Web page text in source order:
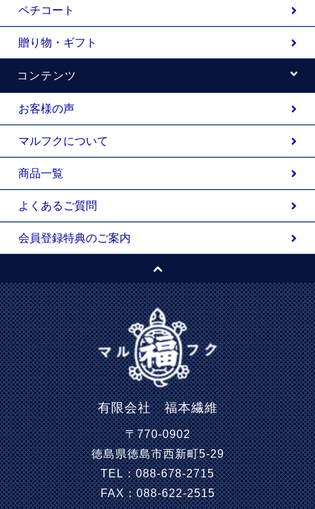
ペチコート
贈り物・ギフト
コンテンツ
お客様の声
マルフクについて
商品一覧
よくあるご質問
会員登録特典のご案内
有限会社 福本繊維
〒770-0902
徳島県徳島市西新町5-29
TEL：088-678-2715
FAX：088-622-2515